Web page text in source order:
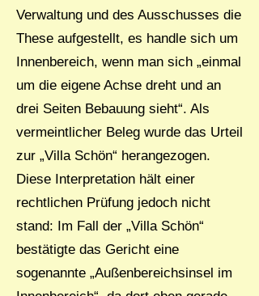
Verwaltung und des Ausschusses die
These aufgestellt, es handle sich um
Innenbereich, wenn man sich „einmal
um die eigene Achse dreht und an
drei Seiten Bebauung sieht“. Als
vermeintlicher Beleg wurde das Urteil
zur „Villa Schön“ herangezogen.
Diese Interpretation hält einer
rechtlichen Prüfung jedoch nicht
stand: Im Fall der „Villa Schön“
bestätigte das Gericht eine
sogenannte „Außenbereichsinsel im